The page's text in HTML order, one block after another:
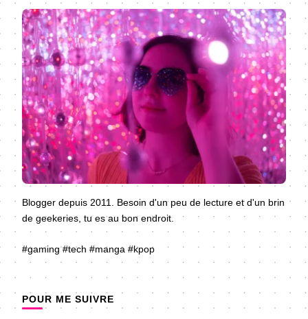
Blogger depuis 2011. Besoin d'un peu de lecture et d'un brin
de geekeries, tu es au bon endroit.
#gaming #tech #manga #kpop
POUR ME SUIVRE